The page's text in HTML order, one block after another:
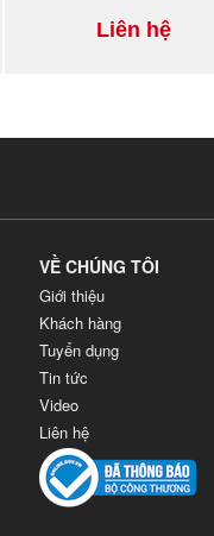
Liên hệ
VỀ CHÚNG TÔI
Giới thiệu
Khách hàng
Tuyển dụng
Tin tức
Video
Liên hệ